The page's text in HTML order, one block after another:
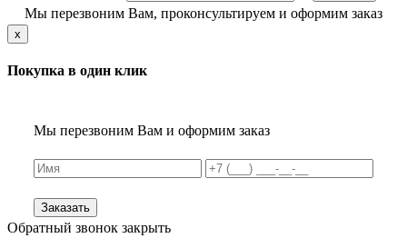
Мы перезвоним Вам, проконсультируем и оформим заказ
x
Покупка в один клик
Мы перезвоним Вам и оформим заказ
Заказать
Обратный звонок закрыть